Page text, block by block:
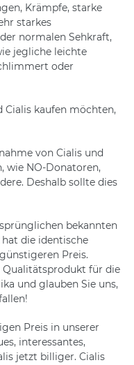
Krämpfe, starke
starkes
normalen Sehkraft,
jegliche leichte
oder
Cialis kaufen möchten,
von Cialis und
wie NO-Donatoren,
Deshalb sollte dies
bekannten
die identische
Preis.
Qualitätsprodukt für die
und glauben Sie uns,
Preis in unserer
interessantes,
jetzt billiger. Cialis